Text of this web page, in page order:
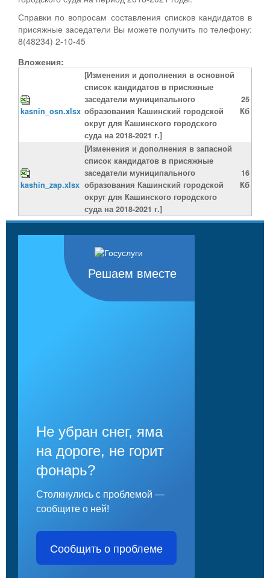
Справки по вопросам составления списков кандидатов в
присяжные заседатели Вы можете получить по телефону:
8(48234) 2-10-45
Вложения:
kasnin_osn.xlsx
[Изменения и дополнения в основной
список кандидатов в присяжные
заседатели муниципального
образования Кашинский городской
округ для Кашинского городского
суда на 2018-2021 г.]
25
Кб
kashin_zap.xlsx
[Изменения и дополнения в запасной
список кандидатов в присяжные
заседатели муниципального
образования Кашинский городской
округ для Кашинского городского
суда на 2018-2021 г.]
16
Кб
Решаем вместе
Не убран снег, яма
на дороге, не горит
фонарь?
Столкнулись с проблемой —
сообщите о ней!
Сообщить о проблеме